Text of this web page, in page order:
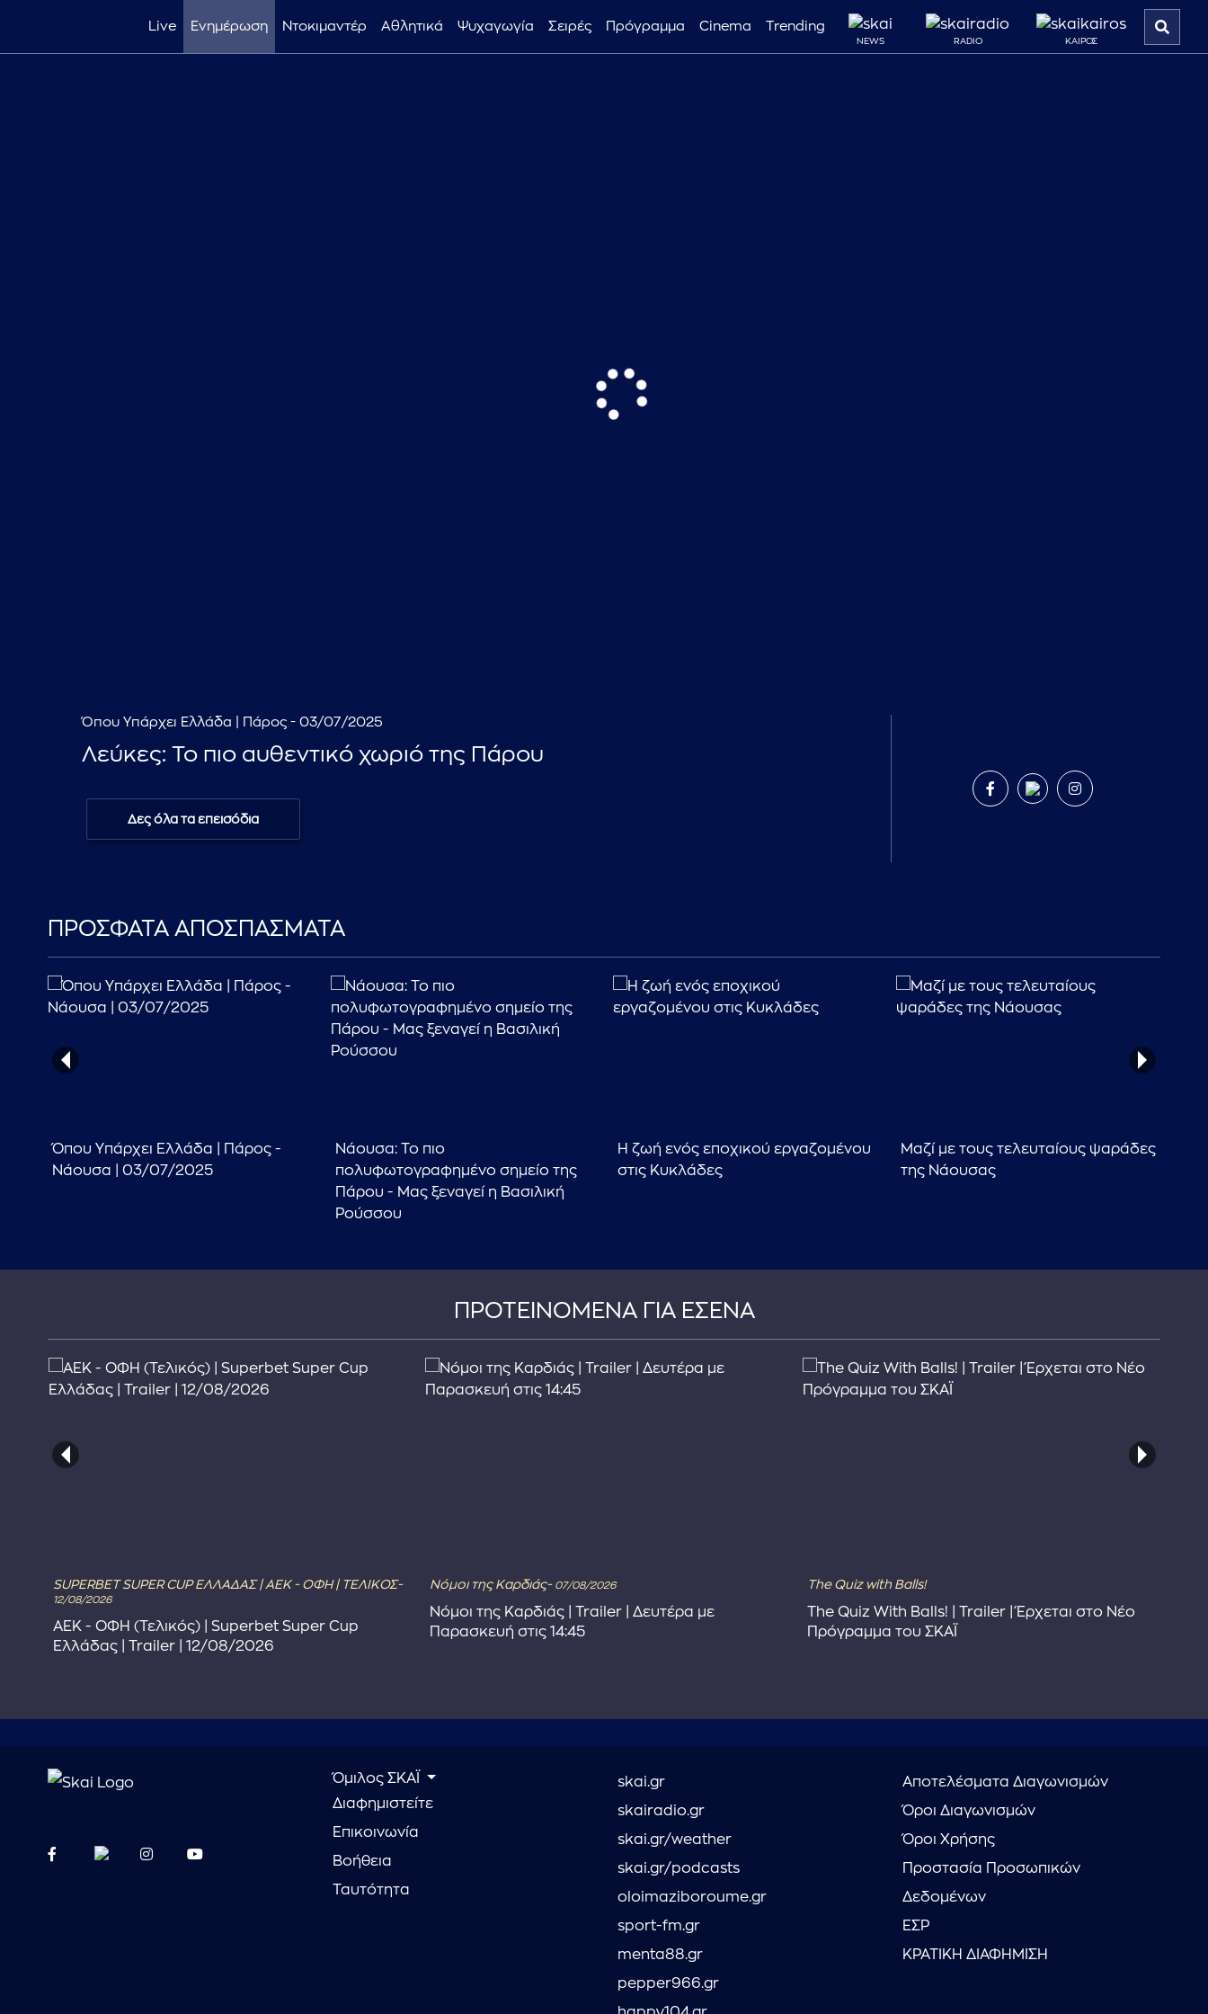
Live Ενημέρωση Ντοκιμαντέρ Αθλητικά Ψυχαγωγία Σειρές Πρόγραμμα Cinema Trending
NEWS RADIO ΚΑΙΡΟΣ
Όπου Υπάρχει Ελλάδα | Πάρος - 03/07/2025
Λεύκες: Το πιο αυθεντικό χωριό της Πάρου
Δες όλα τα επεισόδια
ΠΡΟΣΦΑΤΑ ΑΠΟΣΠΑΣΜΑΤΑ
Όπου Υπάρχει Ελλάδα | Πάρος -
Νάουσα | 03/07/2025
Νάουσα: Το πιο
πολυφωτογραφημένο σημείο της
Πάρου - Μας ξεναγεί η Βασιλική
Ρούσσου
Η ζωή ενός εποχικού εργαζομένου
στις Κυκλάδες
Μαζί με τους τελευταίους ψαράδες
της Νάουσας
ΠΡΟΤΕΙΝΟΜΕΝΑ ΓΙΑ ΕΣΕΝΑ
SUPERBET SUPER CUP ΕΛΛΑΔΑΣ | ΑΕΚ - ΟΦΗ | ΤΕΛΙΚΟΣ-
12/08/2026
ΑΕΚ - ΟΦΗ (Τελικός) | Superbet Super Cup
Ελλάδας | Trailer | 12/08/2026
Νόμοι της Καρδιάς- 07/08/2026
Νόμοι της Καρδιάς | Trailer | Δευτέρα με
Παρασκευή στις 14:45
The Quiz with Balls!
The Quiz With Balls! | Trailer | Έρχεται στο Νέο
Πρόγραμμα του ΣΚΑΪ
Όμιλος ΣΚΑΪ
Διαφημιστείτε
Επικοινωνία
Βοήθεια
Ταυτότητα
skai.gr
skairadio.gr
skai.gr/weather
skai.gr/podcasts
oloimaziboroume.gr
sport-fm.gr
menta88.gr
pepper966.gr
Αποτελέσματα Διαγωνισμών
Όροι Διαγωνισμών
Όροι Χρήσης
Προστασία Προσωπικών
Δεδομένων
ΕΣΡ
ΚΡΑΤΙΚΗ ΔΙΑΦΗΜΙΣΗ